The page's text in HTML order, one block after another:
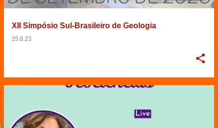
XII Simpósio Sul-Brasileiro de Geologia
25.6.23